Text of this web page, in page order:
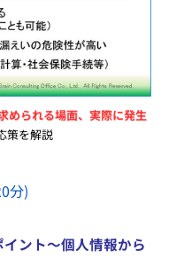
められる場面、実際に発生
策を解説
分)
ント～個人情報から